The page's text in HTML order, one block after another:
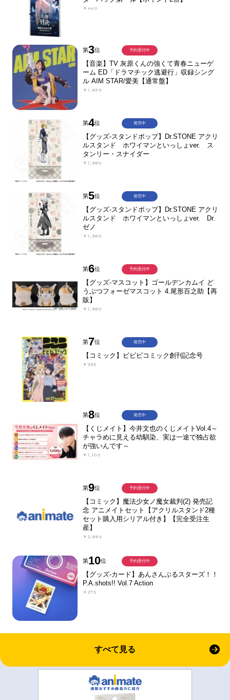
￥440
第3位
【音楽】TV 灰原くんの強くて青春ニューゲ
ーム ED「ドラマチック逃避行」収録シング
ル AIM STAR/愛美【通常盤】
￥1,999
予約受付中
第4位
【グッズ-スタンドポップ】Dr.STONE アクリ
ルスタンド ホワイマンといっしょver. ス
タンリー・スナイダー
￥1,980
発売中
第5位
【グッズ-スタンドポップ】Dr.STONE アクリ
ルスタンド ホワイマンといっしょver. Dr.
ゼノ
￥1,980
発売中
第6位
【グッズ-マスコット】ゴールデンカムイ ど
うぶつフォーゼマスコット 4.尾形百之助【再
販】
￥1,980
予約受付中
第7位
【コミック】ビビビコミック創刊記念号
￥935
発売中
第8位
【くじメイト】今井文也のくじメイトVol.4～
チャラめに見える幼馴染、実は一途で独占欲
が強いんです～
￥1,100
発売中
第9位
【コミック】魔法少女ノ魔女裁判(2) 発売記
念 アニメイトセット【アクリルスタンド2種
セット購入用シリアル付き】【完全受注生
産】
￥2,684
予約受付中
第10位
【グッズ-カード】あんさんぶるスターズ！！
P.A.shots!! Vol.7 Action
￥275
予約受付中
すべて見る